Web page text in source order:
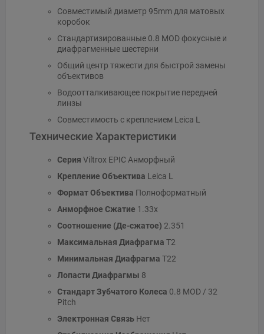
Совместимый диаметр 95mm для матовых
коробок
Стандартизированные 0.8 MOD фокусные и
диафрагменные шестерни
Общий центр тяжести для быстрой замены
объективов
Водоотталкивающее покрытие передней
линзы
Совместимость с креплением Leica L
Технические Характеристики
Серия Viltrox EPIC Анморфный
Крепление Объектива Leica L
Формат Объектива Полноформатный
Анморфное Сжатие 1.33x
Соотношение (Де-сжатое) 2.351
Максимальная Диафрагма T2
Минимальная Диафрагма T22
Лопасти Диафрагмы 8
Стандарт Зубчатого Колеса 0.8 MOD / 32
Pitch
Электронная СвязьНет